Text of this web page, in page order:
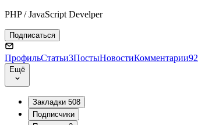
PHP / JavaScript Develper
Подписаться
ПрофильСтатьи3ПостыНовостиКомментарии92
Ещё
Закладки 508
Подписчики